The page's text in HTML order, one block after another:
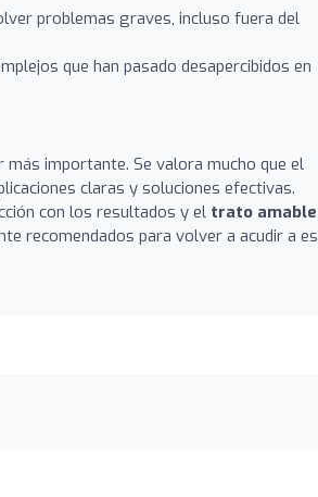
problemas graves, incluso fuera del
que han pasado desapercibidos en
más importante. Se valora mucho que el
claras y soluciones efectivas.
con los resultados y el trato
recomendados para volver a acudir a